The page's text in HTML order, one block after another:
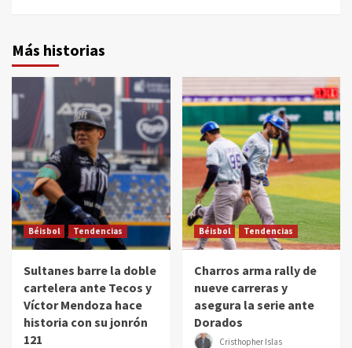
Más historias
Béisbol Tendencias
Sultanes barre la doble
cartelera ante Tecos y
Víctor Mendoza hace
historia con su jonrón
121
Béisbol Tendencias
Charros arma rally de
nueve carreras y
asegura la serie ante
Dorados
Cristhopher Islas